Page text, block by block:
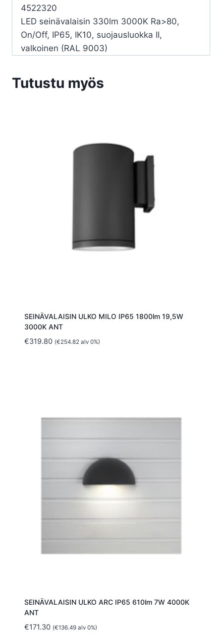
4522320
LED seinävalaisin 330lm 3000K Ra>80,
On/Off, IP65, IK10, suojausluokka II,
valkoinen (RAL 9003)
Tutustu myös
SEINÄVALAISIN ULKO MILO IP65 1800lm 19,5W
3000K ANT
€319.80 (€254.82 alv 0%)
SEINÄVALAISIN ULKO ARC IP65 610lm 7W 4000K
ANT
€171.30 (€136.49alv 0%)